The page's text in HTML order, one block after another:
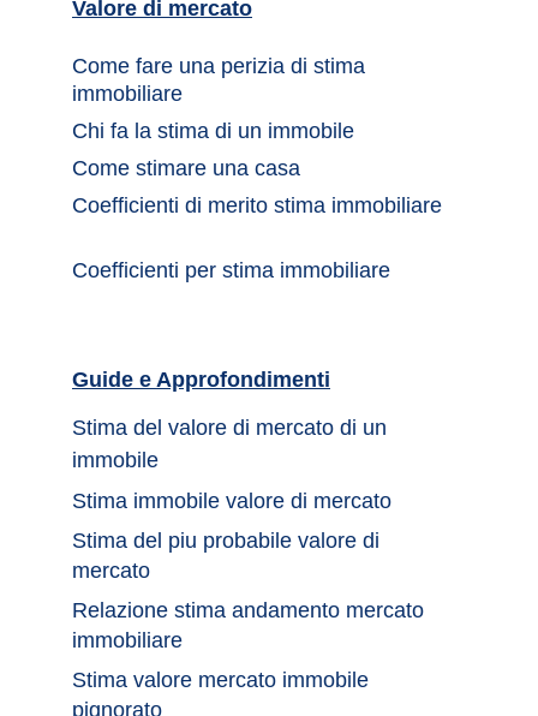
Valore di mercato
Come fare una perizia di stima
immobiliare
Coefficienti di merito stima immobiliare
Coefficienti per stima immobiliare
Stima del valore di mercato di un
Stima del piu probabile valore di
mercato
Relazione stima andamento mercato
immobiliare
Stima valore mercato immobile
pignorato